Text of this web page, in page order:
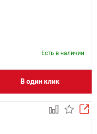
Есть в наличии
В один клик